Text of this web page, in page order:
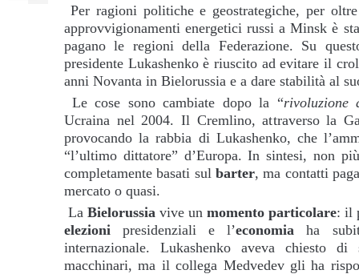
Per ragioni politiche e geostrategiche, per
approvvigionamenti energetici russi a Minsk è
pagano le regioni della Federazione. Su
presidente Lukashenko è riuscito ad evitare il
anni Novanta in Bielorussia e a dare stabilità al
Le cose sono cambiate dopo la “rivoluzione
Ucraina nel 2004. Il Cremlino, attraverso la
provocando la rabbia di Lukashenko, che
“l’ultimo dittatore” d’Europa. In sintesi, non
completamente basati sul barter, ma contatti
mercato o quasi.
La Bielorussia vive un momento particolare: il
elezioni presidenziali e l’economia ha
internazionale. Lukashenko aveva chiesto
macchinari, ma il collega Medvedev gli ha